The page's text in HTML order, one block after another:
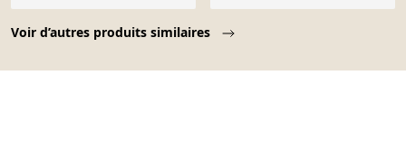
Voir d’autres produits similaires